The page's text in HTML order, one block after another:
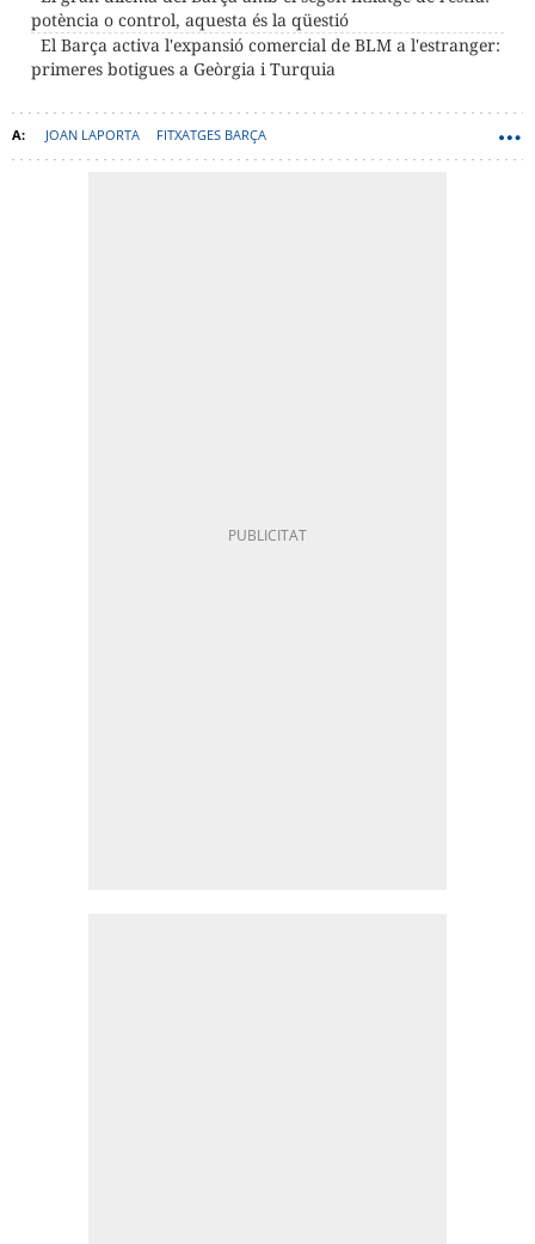
potència o control, aquesta és la qüestió
El Barça activa l'expansió comercial de BLM a l'estranger:
primeres botigues a Geòrgia i Turquia
JOAN LAPORTA FITXATGES BARÇA